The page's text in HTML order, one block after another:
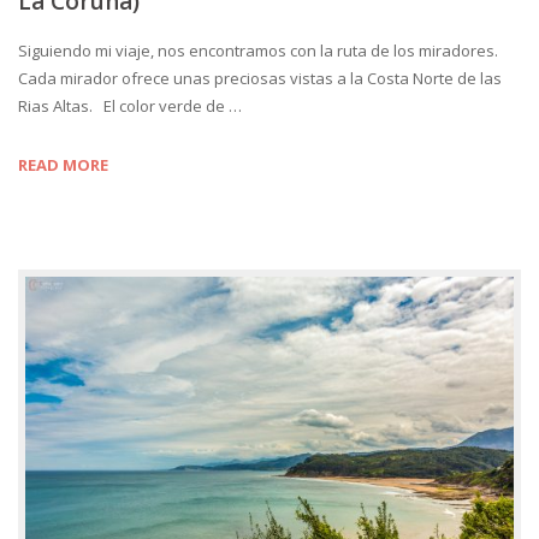
Siguiendo mi viaje, nos encontramos con la ruta de los miradores.
Cada mirador ofrece unas preciosas vistas a la Costa Norte de las
Rias Altas. El color verde de …
READ MORE